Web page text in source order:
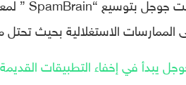
الممارسات الاستغلالية بحيث
يبدأ في إخفاء التطبيقات